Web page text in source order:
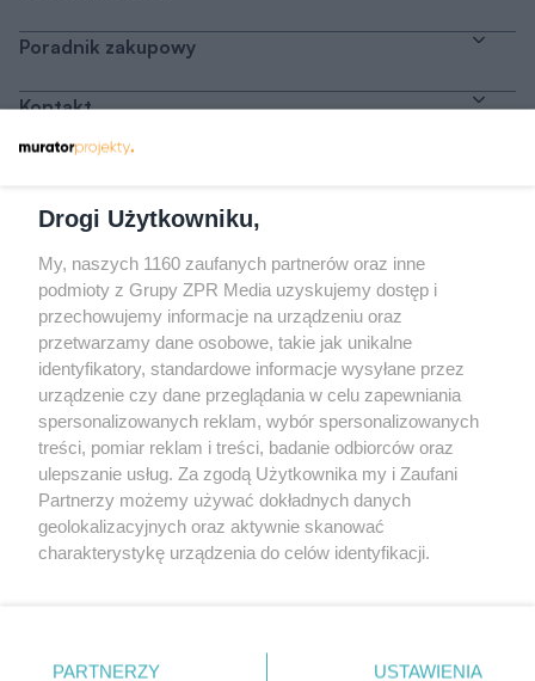
Poradnik zakupowy
Kontakt
Odwiedź grupę na Facebooku
Gdybym budował drugi raz - mądry Polak
przed budową
Forum Muratora
Drogi Użytkowniku,
My, naszych 1160 zaufanych partnerów oraz inne
podmioty z Grupy ZPR Media uzyskujemy dostęp i
przechowujemy informacje na urządzeniu oraz
przetwarzamy dane osobowe, takie jak unikalne
identyfikatory, standardowe informacje wysyłane przez
urządzenie czy dane przeglądania w celu zapewniania
spersonalizowanych reklam, wybór spersonalizowanych
treści, pomiar reklam i treści, badanie odbiorców oraz
ulepszanie usług. Za zgodą Użytkownika my i Zaufani
Partnerzy możemy używać dokładnych danych
geolokalizacyjnych oraz aktywnie skanować
charakterystykę urządzenia do celów identyfikacji.
zmienić/wycofać klikając przycisk ustawień prywatności
PARTNERZY USTAWIENIA